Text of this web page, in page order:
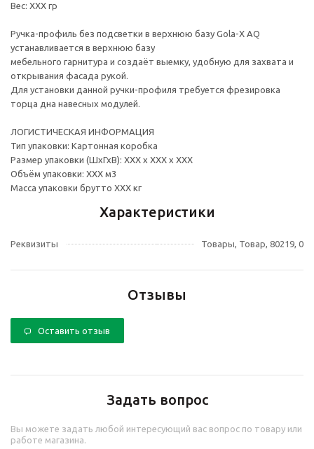
Вес: ХХХ гр
Ручка-профиль без подсветки в верхнюю базу Gola-X AQ
устанавливается в верхнюю базу
мебельного гарнитура и создаёт выемку, удобную для захвата и
открывания фасада рукой.
Для установки данной ручки-профиля требуется фрезировка
торца дна навесных модулей.
ЛОГИСТИЧЕСКАЯ ИНФОРМАЦИЯ
Тип упаковки: Картонная коробка
Размер упаковки (ШхГхВ): ХХХ х ХХХ х ХХХ
Объём упаковки: ХХХ м3
Масса упаковки брутто ХХХ кг
Характеристики
Реквизиты Товары, Товар, 80219, 0
Отзывы
Оставить отзыв
Задать вопрос
Вы можете задать любой интересующий вас вопрос по товару или
работе магазина.